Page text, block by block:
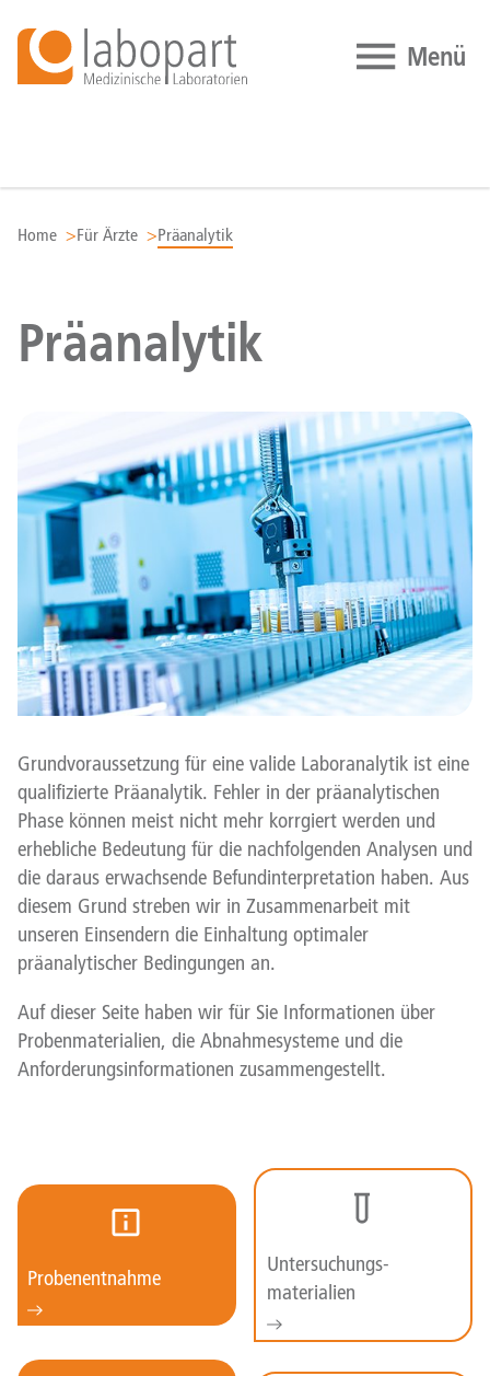
Home Für Ärzte Präanalytik
Präanalytik
Grundvoraussetzung für eine valide Laboranalytik ist eine
qualifizierte Präanalytik. Fehler in der präanalytischen
Phase können meist nicht mehr korrgiert werden und
erhebliche Bedeutung für die nachfolgenden Analysen und
die daraus erwachsende Befundinterpretation haben. Aus
diesem Grund streben wir in Zusammenarbeit mit
unseren Einsendern die Einhaltung optimaler
präanalytischer Bedingungen an.
Auf dieser Seite haben wir für Sie Informationen über
Probenmaterialien, die Abnahmesysteme und die
Anforderungsinformationen zusammengestellt.
Probenentnahme
Untersuchungs-
materialien